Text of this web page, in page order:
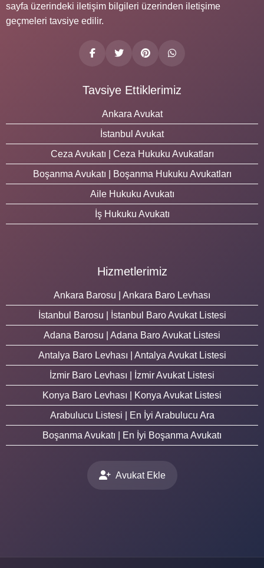
sayfa üzerindeki iletişim bilgileri üzerinden iletişime
geçmeleri tavsiye edilir.
Tavsiye Ettiklerimiz
Ankara Avukat
İstanbul Avukat
Ceza Avukatı | Ceza Hukuku Avukatları
Boşanma Avukatı | Boşanma Hukuku Avukatları
Aile Hukuku Avukatı
İş Hukuku Avukatı
Hizmetlerimiz
Ankara Barosu | Ankara Baro Levhası
İstanbul Barosu | İstanbul Baro Avukat Listesi
Adana Barosu | Adana Baro Avukat Listesi
Antalya Baro Levhası | Antalya Avukat Listesi
İzmir Baro Levhası | İzmir Avukat Listesi
Konya Baro Levhası | Konya Avukat Listesi
Arabulucu Listesi | En İyi Arabulucu Ara
Boşanma Avukatı | En İyi Boşanma Avukatı
Avukat Ekle